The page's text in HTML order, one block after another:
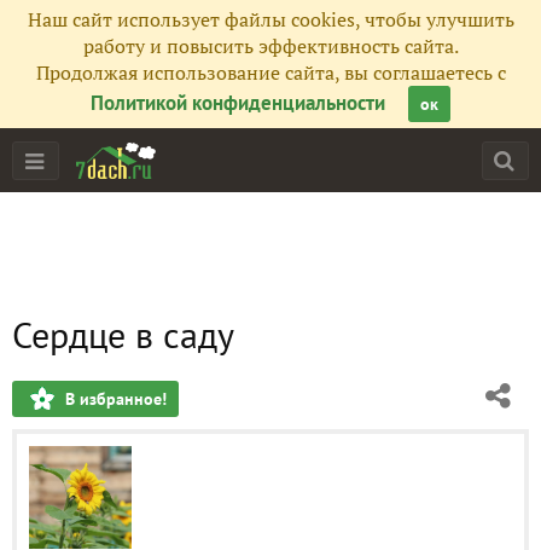
Наш сайт использует файлы cookies, чтобы улучшить
работу и повысить эффективность сайта.
Продолжая использование сайта, вы соглашаетесь с
Политикой конфиденциальности
ок
Сердце в саду
В избранное!